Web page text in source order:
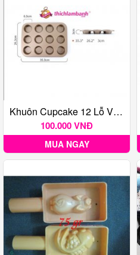
Khuôn Cupcake 12 Lỗ Vàng
100.000 VNĐ
MUA NGAY